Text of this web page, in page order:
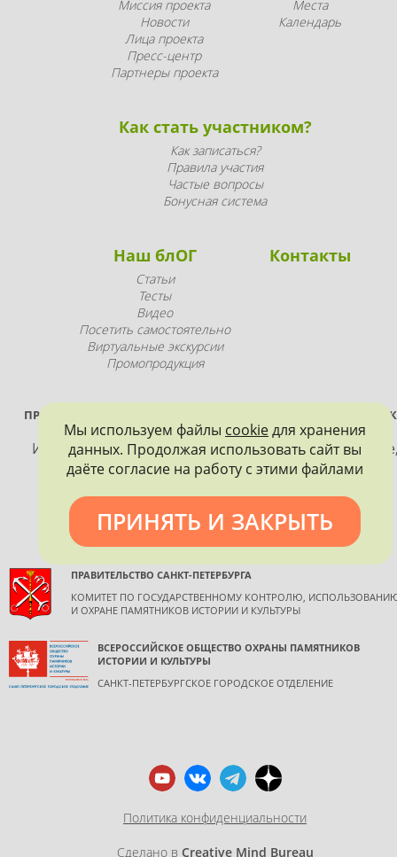
Миссия проекта
Новости
Лица проекта
Пресс-центр
Партнеры проекта
Места
Календарь
Как стать участником?
Как записаться?
Правила участия
Частые вопросы
Бонусная система
Наш блОГ
Статьи
Тесты
Видео
Посетить самостоятельно
Виртуальные экскурсии
Промопродукция
Контакты
ПРОЕКТ РЕАЛИЗУЕТСЯ ПРИ ПОДДЕРЖКЕ ПРАВИТЕЛЬСТВА
ПЕТЕРБУРГА
Использование материалов, размещенных на
допускается только с согласия правообладателя и
ПРАВИТЕЛЬСТВО САНКТ-ПЕТЕРБУРГА
КОМИТЕТ ПО ГОСУДАРСТВЕННОМУ КОНТРОЛЮ,
И ОХРАНЕ ПАМЯТНИКОВ ИСТОРИИ И КУЛЬТУРЫ
ВСЕРОССИЙСКОЕ ОБЩЕСТВО ОХРАНЫ ПАМЯТНИКОВ
ИСТОРИИ И КУЛЬТУРЫ
САНКТ-ПЕТЕРБУРГСКОЕ ГОРОДСКОЕ ОТДЕЛЕНИЕ
Политика конфиденциальности
Сделано в Creative Mind Bureau
Мы используем файлы cookieдля хранения
данных. Продолжая использовать сайт вы
даёте согласие на работу с этими файлами
ПРИНЯТЬ И ЗАКРЫТЬ